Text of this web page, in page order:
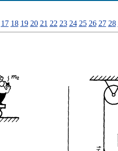
17 18 19 20 21 22 23 24 25 26 27 28